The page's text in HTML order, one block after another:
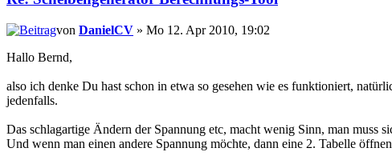
von DanielCV » Mo 12. Apr 2010, 19:02
Hallo Bernd,
also ich denke Du hast schon in etwa so gesehen wie es funktioniert,
jedenfalls.
Das schlagartige Ändern der Spannung etc, macht wenig Sinn, man muss
Und wenn man einen andere Spannung möchte, dann eine 2. Tabelle